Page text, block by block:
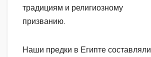
традициям и религиозному
призванию.
Наши предки в Египте составляли